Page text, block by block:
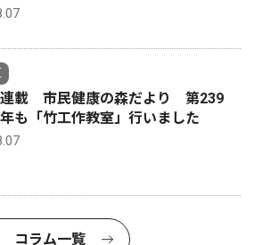
載 市民健康の森だより 第239
も「竹工作教室」行いました
コラム一覧